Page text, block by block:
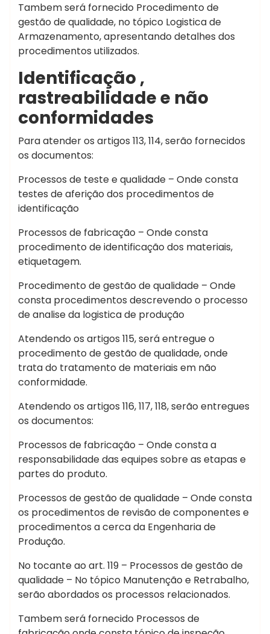
Tambem será fornecido Procedimento de
gestão de qualidade, no tópico Logistica de
Armazenamento, apresentando detalhes dos
procedimentos utilizados.
Identificação ,
rastreabilidade e não
conformidades
Para atender os artigos 113, 114, serão fornecidos
os documentos:
Processos de teste e qualidade – Onde consta
testes de aferição dos procedimentos de
identificação
Processos de fabricação – Onde consta
procedimento de identificação dos materiais,
etiquetagem.
Procedimento de gestão de qualidade – Onde
consta procedimentos descrevendo o processo
de analise da logistica de produção
Atendendo os artigos 115, será entregue o
procedimento de gestão de qualidade, onde
trata do tratamento de materiais em não
conformidade.
Atendendo os artigos 116, 117, 118, serão entregues
os documentos:
Processos de fabricação – Onde consta a
responsabilidade das equipes sobre as etapas e
partes do produto.
Processos de gestão de qualidade – Onde consta
os procedimentos de revisão de componentes e
procedimentos a cerca da Engenharia de
Produção.
No tocante ao art. 119 – Processos de gestão de
qualidade – No tópico Manutenção e Retrabalho,
serão abordados os processos relacionados.
Tambem será fornecido Processos de